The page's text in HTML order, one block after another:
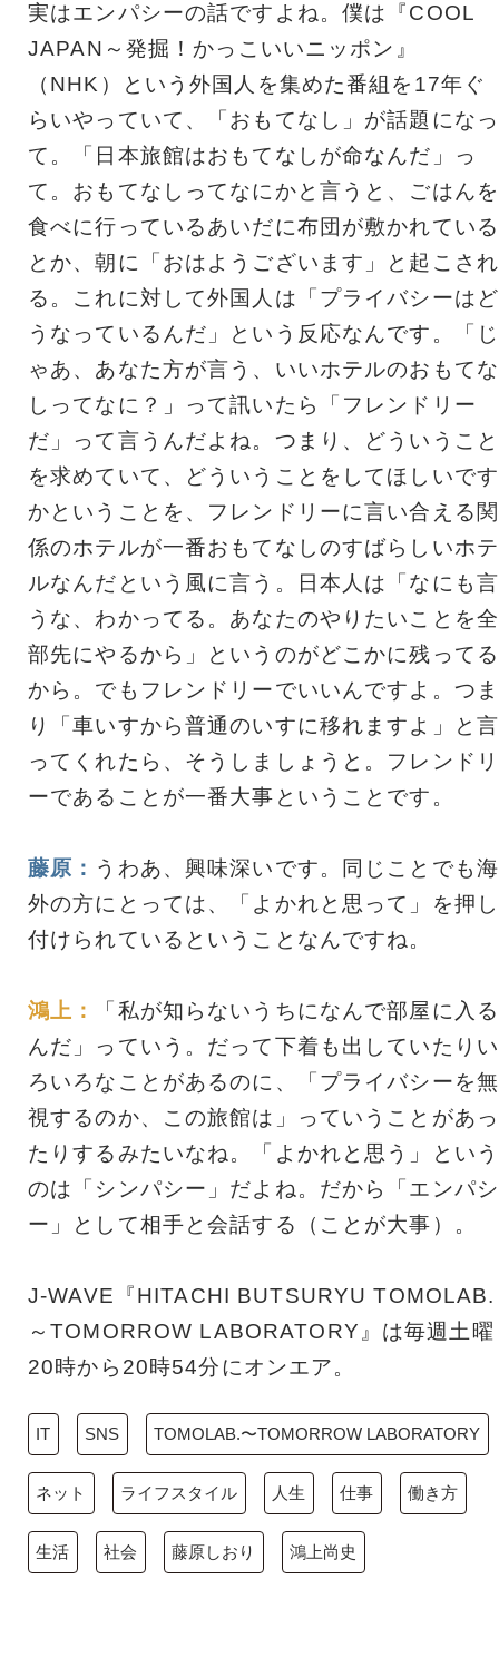
実はエンパシーの話ですよね。僕は『COOL
JAPAN～発掘！かっこいいニッポン』
（NHK）という外国人を集めた番組を17年ぐ
らいやっていて、「おもてなし」が話題になっ
て。「日本旅館はおもてなしが命なんだ」っ
て。おもてなしってなにかと言うと、ごはんを
食べに行っているあいだに布団が敷かれている
とか、朝に「おはようございます」と起こされ
る。これに対して外国人は「プライバシーはど
うなっているんだ」という反応なんです。「じ
ゃあ、あなた方が言う、いいホテルのおもてな
しってなに？」って訊いたら「フレンドリー
だ」って言うんだよね。つまり、どういうこと
を求めていて、どういうことをしてほしいです
かということを、フレンドリーに言い合える関
係のホテルが一番おもてなしのすばらしいホテ
ルなんだという風に言う。日本人は「なにも言
うな、わかってる。あなたのやりたいことを全
部先にやるから」というのがどこかに残ってる
から。でもフレンドリーでいいんですよ。つま
り「車いすから普通のいすに移れますよ」と言
ってくれたら、そうしましょうと。フレンドリ
ーであることが一番大事ということです。
藤原： うわあ、興味深いです。同じことでも海
外の方にとっては、「よかれと思って」を押し
付けられているということなんですね。
鴻上：
「私が知らないうちになんで部屋に入る
んだ」っていう。だって下着も出していたりい
ろいろなことがあるのに、「プライバシーを無
視するのか、この旅館は」っていうことがあっ
たりするみたいなね。「よかれと思う」という
のは「シンパシー」だよね。だから「エンパシ
ー」として相手と会話する（ことが大事）。
J-WAVE『HITACHI BUTSURYU TOMOLAB.
～TOMORROW LABORATORY』は毎週土曜
20時から20時54分にオンエア。
IT SNS TOMOLAB.〜TOMORROW LABORATORY
ネット ライフスタイル 人生 仕事 働き方
生活 社会 藤原しおり 鴻上尚史